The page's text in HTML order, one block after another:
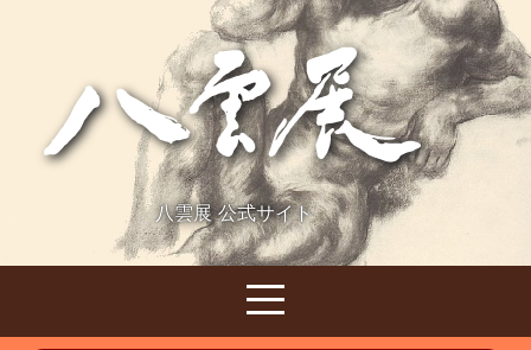
八雲展 公式サイト